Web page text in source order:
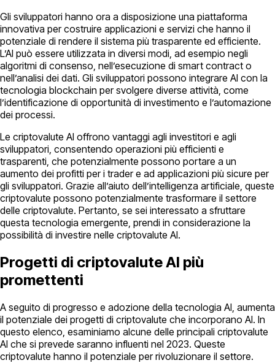
Gli sviluppatori hanno ora a disposizione una piattaforma
innovativa per costruire applicazioni e servizi che hanno il
potenziale di rendere il sistema più trasparente ed efficiente.
L’AI può essere utilizzata in diversi modi, ad esempio negli
algoritmi di consenso, nell’esecuzione di smart contract o
nell’analisi dei dati. Gli sviluppatori possono integrare AI con la
tecnologia blockchain per svolgere diverse attività, come
l’identificazione di opportunità di investimento e l’automazione
dei processi.
Le criptovalute AI offrono vantaggi agli investitori e agli
sviluppatori, consentendo operazioni più efficienti e
trasparenti, che potenzialmente possono portare a un
aumento dei profitti per i trader e ad applicazioni più sicure per
gli sviluppatori. Grazie all’aiuto dell’intelligenza artificiale, queste
criptovalute possono potenzialmente trasformare il settore
delle criptovalute. Pertanto, se sei interessato a sfruttare
questa tecnologia emergente, prendi in considerazione la
possibilità di investire nelle criptovalute AI.
Progetti di criptovalute AI più
promettenti
A seguito di progresso e adozione della tecnologia AI, aumenta
il potenziale dei progetti di criptovalute che incorporano AI. In
questo elenco, esaminiamo alcune delle principali criptovalute
AI che si prevede saranno influenti nel 2023. Queste
criptovalute hanno il potenziale per rivoluzionare il settore.